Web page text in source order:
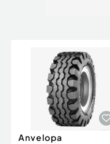
Anvelopa